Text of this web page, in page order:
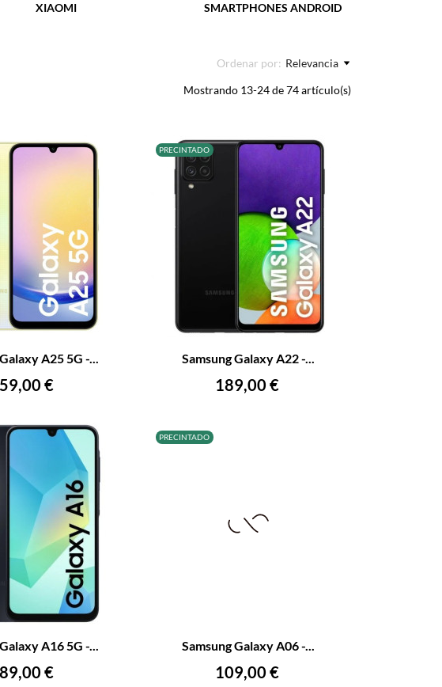
XIAOMI SMARTPHONES ANDROID
Ordenar por: Relevancia
Mostrando 13-24 de 74 artículo(s)
A25 5G -...
€
+
AL CARRITO
PRECINTADO
Samsung Galaxy A22 -...
Precio
189,00 €
– +
AÑADIR AL CARRITO
A16 5G -...
€
+
AL CARRITO
PRECINTADO
Samsung Galaxy A06 -...
Precio
109,00 €
AÑADIR AL CARRITO